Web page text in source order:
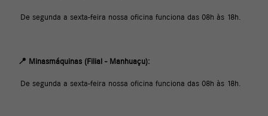
De segunda a sexta-feira nossa oficina funciona das 08h às 18h.
📍 Minasmáquinas (Filial - Manhuaçu):
De segunda a sexta-feira nossa oficina funciona das 08h às 18h.